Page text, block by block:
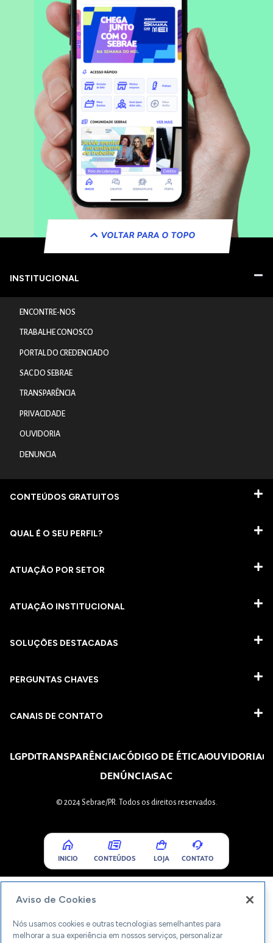
VOLTAR PARA O TOPO
INSTITUCIONAL
ENCONTRE-NOS
TRABALHE CONOSCO
PORTAL DO CREDENCIADO
SAC DO SEBRAE
TRANSPARÊNCIA
PRIVACIDADE
OUVIDORIA
DENUNCIA
CONTEÚDOS GRATUITOS
QUAL É O SEU PERFIL?
ATUAÇÃO POR SETOR
ATUAÇÃO INSTITUCIONAL
SOLUÇÕES DESTACADAS
PERGUNTAS CHAVES​
CANAIS DE CONTATO
LGPDTRANSPARÊNCIACÓDIGO DE ÉTICAOUVIDORIA
DENÚNCIASAC
© 2024 Sebrae/PR. Todos os direitos reservados.
INICIO CONTEÚDOS LOJA CONTATO
Aviso de Cookies
Nós usamos cookies e outras tecnologias semelhantes para
melhorar a sua experiência em nossos serviços, personalizar